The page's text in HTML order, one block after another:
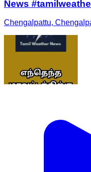
News
Chengalpattu,